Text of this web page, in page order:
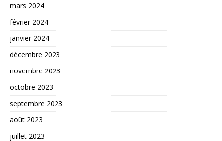
mars 2024
février 2024
janvier 2024
décembre 2023
novembre 2023
octobre 2023
septembre 2023
août 2023
juillet 2023